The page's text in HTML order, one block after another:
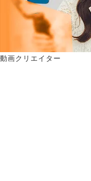
動画クリエイター